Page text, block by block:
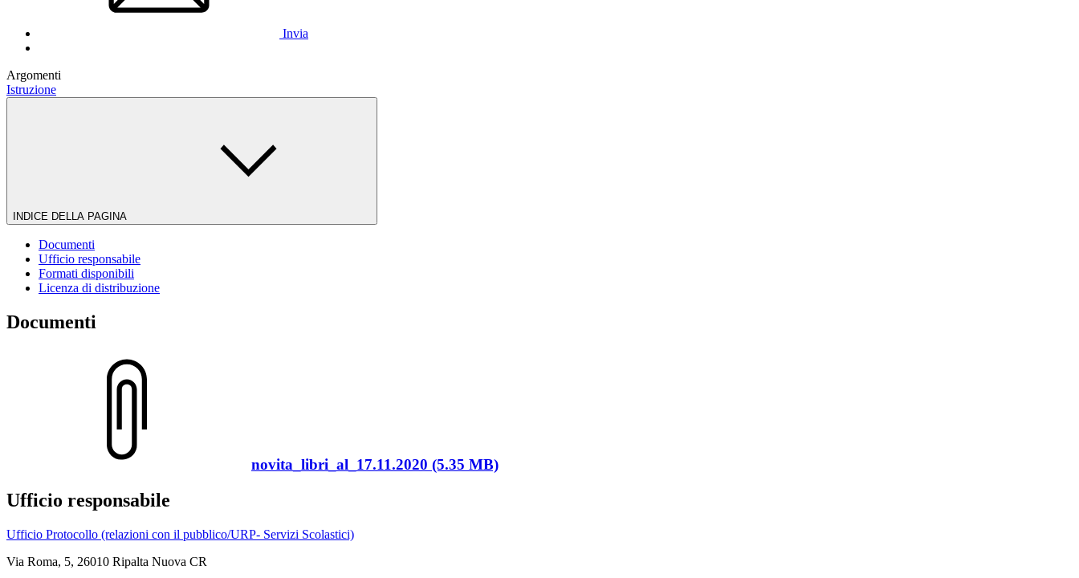
Invia
Argomenti
Istruzione
INDICE DELLA PAGINA
Documenti
Ufficio responsabile
Formati disponibili
Licenza di distribuzione
Documenti
novita_libri_al_17.11.2020 (5.35 MB)
Ufficio responsabile
Ufficio Protocollo (relazioni con il pubblico/URP- Servizi Scolastici)
Via Roma, 5, 26010 Ripalta Nuova CR